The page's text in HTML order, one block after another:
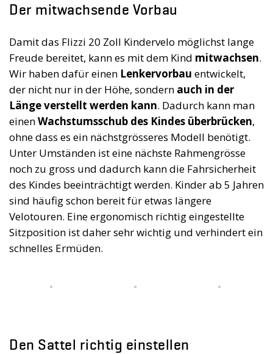
Der mitwachsende Vorbau
Damit das Flizzi 20 Zoll Kindervelo möglichst lange
Freude bereitet, kann es mit dem Kind mitwachsen.
Wir haben dafür einen Lenkervorbau entwickelt,
der nicht nur in der Höhe, sondern auch in der
Länge verstellt werden kann. Dadurch kann man
einenWachstumsschub des Kindes überbrücken,
ohne dass es ein nächstgrösseres Modell benötigt.
Unter Umständen ist eine nächste Rahmengrösse
noch zu gross und dadurch kann die Fahrsicherheit
des Kindes beeinträchtigt werden. Kinder ab 5 Jahren
sind häufig schon bereit für etwas längere
Velotouren. Eine ergonomisch richtig eingestellte
Sitzposition ist daher sehr wichtig und verhindert ein
schnelles Ermüden.
Den Sattel richtig einstellen